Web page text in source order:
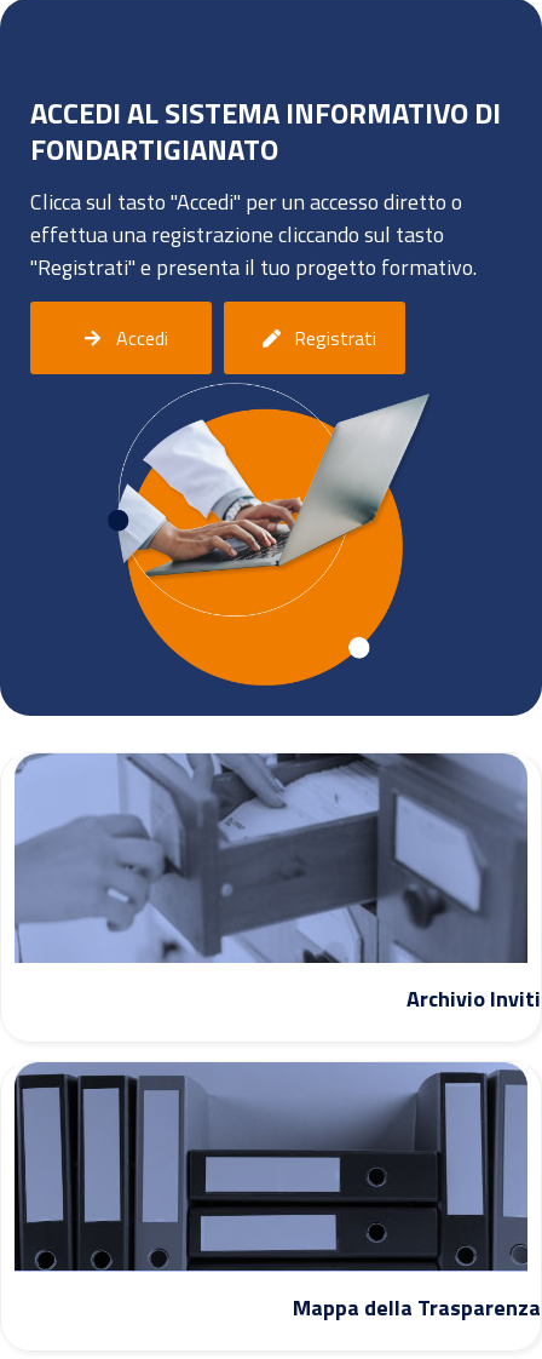
ACCEDI AL SISTEMA INFORMATIVO DI
FONDARTIGIANATO
Clicca sul tasto "Accedi" per un accesso diretto o
effettua una registrazione cliccando sul tasto
"Registrati" e presenta il tuo progetto formativo.
Accedi Registrati
Archivio Inviti
Mappa della Trasparenza